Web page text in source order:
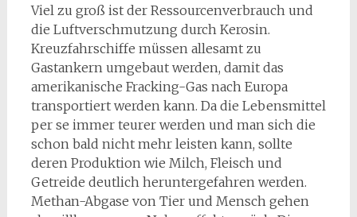
Viel zu groß ist der Ressourcenverbrauch und
die Luftverschmutzung durch Kerosin.
Kreuzfahrschiffe müssen allesamt zu
Gastankern umgebaut werden, damit das
amerikanische Fracking-Gas nach Europa
transportiert werden kann. Da die Lebensmittel
per se immer teurer werden und man sich die
schon bald nicht mehr leisten kann, sollte
deren Produktion wie Milch, Fleisch und
Getreide deutlich heruntergefahren werden.
Methan-Abgase von Tier und Mensch gehen